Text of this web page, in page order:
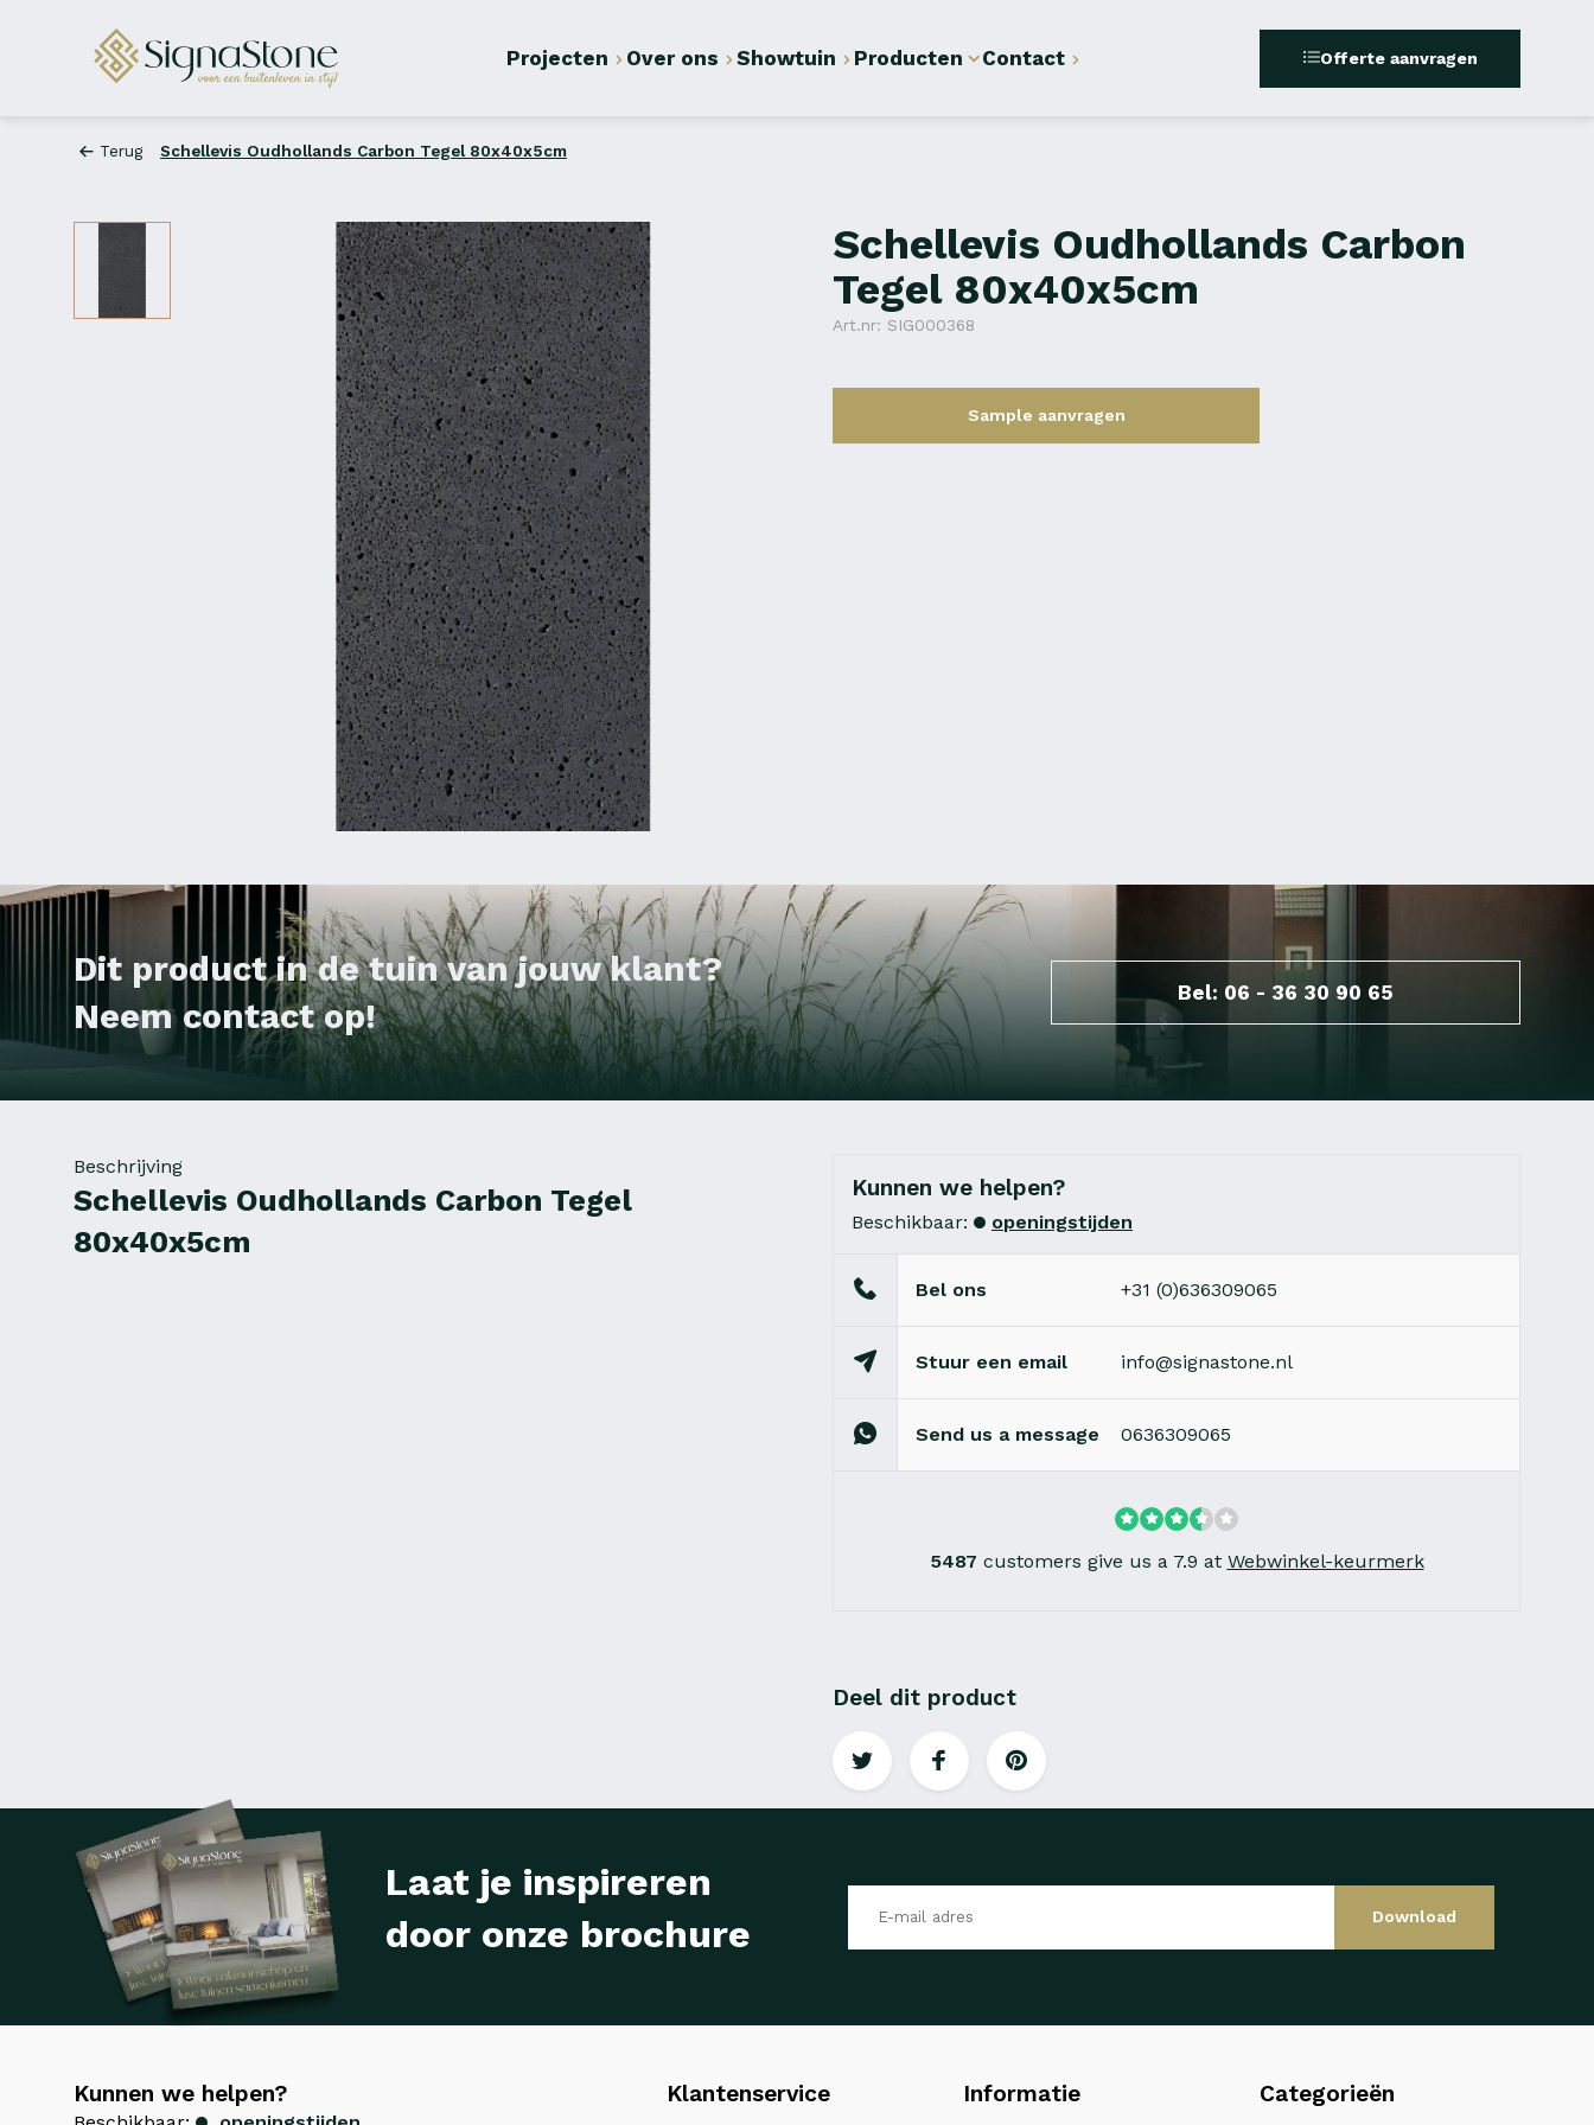
Projecten Over ons Showtuin Producten Contact Offerte aanvragen
Terug Schellevis Oudhollands Carbon Tegel 80x40x5cm
Schellevis Oudhollands Carbon
Tegel 80x40x5cm
Art.nr: SIG000368
Sample aanvragen
Dit product in de tuin van jouw klant?
Neem contact op!
Bel: 06 - 36 30 90 65
Beschrijving
Schellevis Oudhollands Carbon Tegel
80x40x5cm
Kunnen we helpen?
Beschikbaar: openingstijden
Bel ons +31 (0)636309065
Stuur een email info@signastone.nl
Send us a message 0636309065
5487 customers give us a 7.9 at Webwinkel-keurmerk
Deel dit product
Laat je inspireren
door onze brochure
Download
Kunnen we helpen? Klantenservice Informatie Categorieën